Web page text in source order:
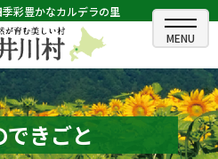
彩豊かなカルデラの里
できごと